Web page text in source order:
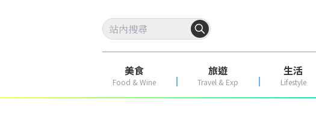
美食
Food & Wine
旅遊
Travel & Exp
生活
Lifestyle